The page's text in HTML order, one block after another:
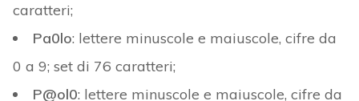
caratteri;
Pa0lo: lettere minuscole e maiuscole, cifre da
0 a 9; set di 76 caratteri;
P@ol0: lettere minuscole e maiuscole, cifre da